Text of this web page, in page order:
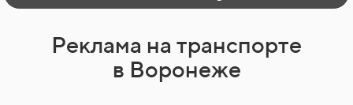
Реклама на транспорте
в Воронеже